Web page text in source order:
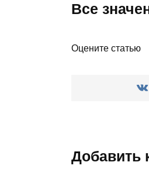
Все
Оцените статью
Добавить